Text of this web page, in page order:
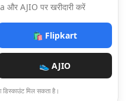
AJIO पर खरीदारी करें
🛍️ Flipkart
👟 AJIO
डिस्काउंट मिल सकता है।